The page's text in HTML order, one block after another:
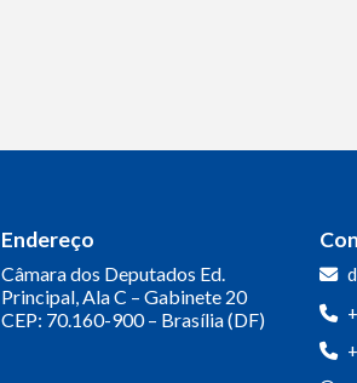
Endereço
Câmara dos Deputados Ed.
Principal, Ala C – Gabinete 20
CEP: 70.160-900 – Brasília (DF)